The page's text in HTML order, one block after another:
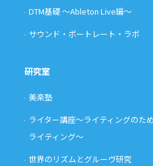
DTM基礎 〜Ableton Live編〜
サウンド・ポートレート・ラボ
研究室
美楽塾
ライター講座〜ライティングのた
ライティング〜
世界のリズムとグルーヴ研究